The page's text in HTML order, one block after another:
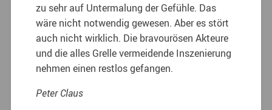
zu sehr auf Untermalung der Gefühle. Das
wäre nicht notwendig gewesen. Aber es stört
auch nicht wirklich. Die bravourösen Akteure
und die alles Grelle vermeidende Inszenierung
nehmen einen restlos gefangen.
Peter Claus